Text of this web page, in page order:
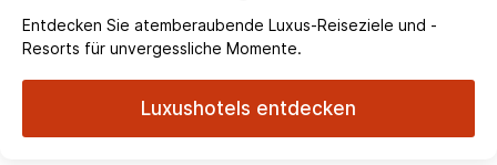
Entdecken Sie atemberaubende Luxus-Reiseziele und -
Resorts für unvergessliche Momente.
Luxushotels entdecken